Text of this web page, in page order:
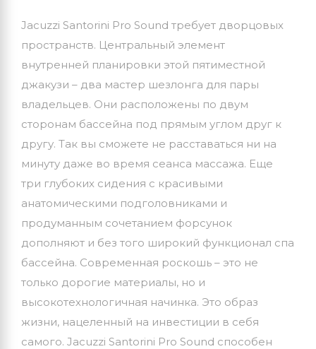
Jacuzzi Santorini Pro Sound требует дворцовых
пространств. Центральный элемент
внутренней планировки этой пятиместной
джакузи – два мастер шезлонга для пары
владельцев. Они расположены по двум
сторонам бассейна под прямым углом друг к
другу. Так вы сможете не расставаться ни на
минуту даже во время сеанса массажа. Еще
три глубоких сидения с красивыми
анатомическими подголовниками и
продуманным сочетанием форсунок
дополняют и без того широкий функционал спа
бассейна. Современная роскошь – это не
только дорогие материалы, но и
высокотехнологичная начинка. Это образ
жизни, нацеленный на инвестиции в себя
самого. Jacuzzi Santorini Pro Sound способен